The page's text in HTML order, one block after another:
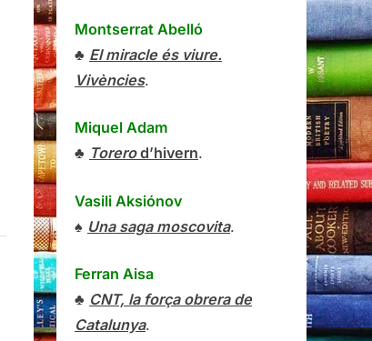
Montserrat Abelló
♣ El miracle és viure.
Vivències.
Miquel Adam
♣ Torerod’hivern.
Vasili Aksiónov
♠ Una saga moscovita.
Ferran Aisa
♣ CNT, la força obrera de
Catalunya.